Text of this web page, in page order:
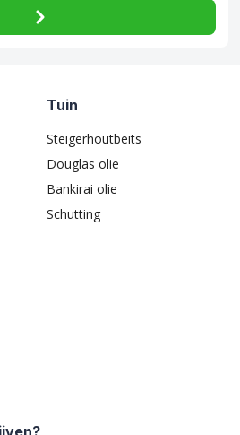
Tuin
Steigerhoutbeits
Douglas olie
Bankirai olie
Schutting